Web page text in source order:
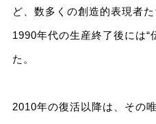
ど、数多くの創造的表現者た
1990年代の生産終了後には“
た。
2010年の復活以降は、その